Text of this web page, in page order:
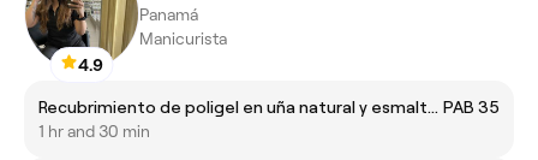
4.9
Panamá
Manicurista
Recubrimiento de poligel en uña natural y esmalte semipermanente PAB 35
1 hr and 30 min